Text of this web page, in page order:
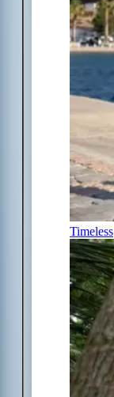
Timeless